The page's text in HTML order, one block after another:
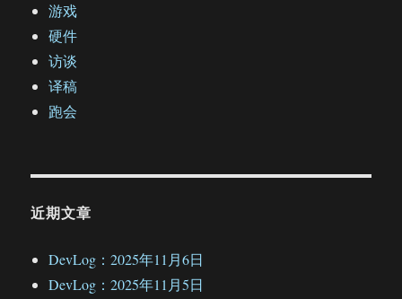
游戏
硬件
访谈
译稿
跑会
近期文章
DevLog：2025年11月6日
DevLog：2025年11月5日